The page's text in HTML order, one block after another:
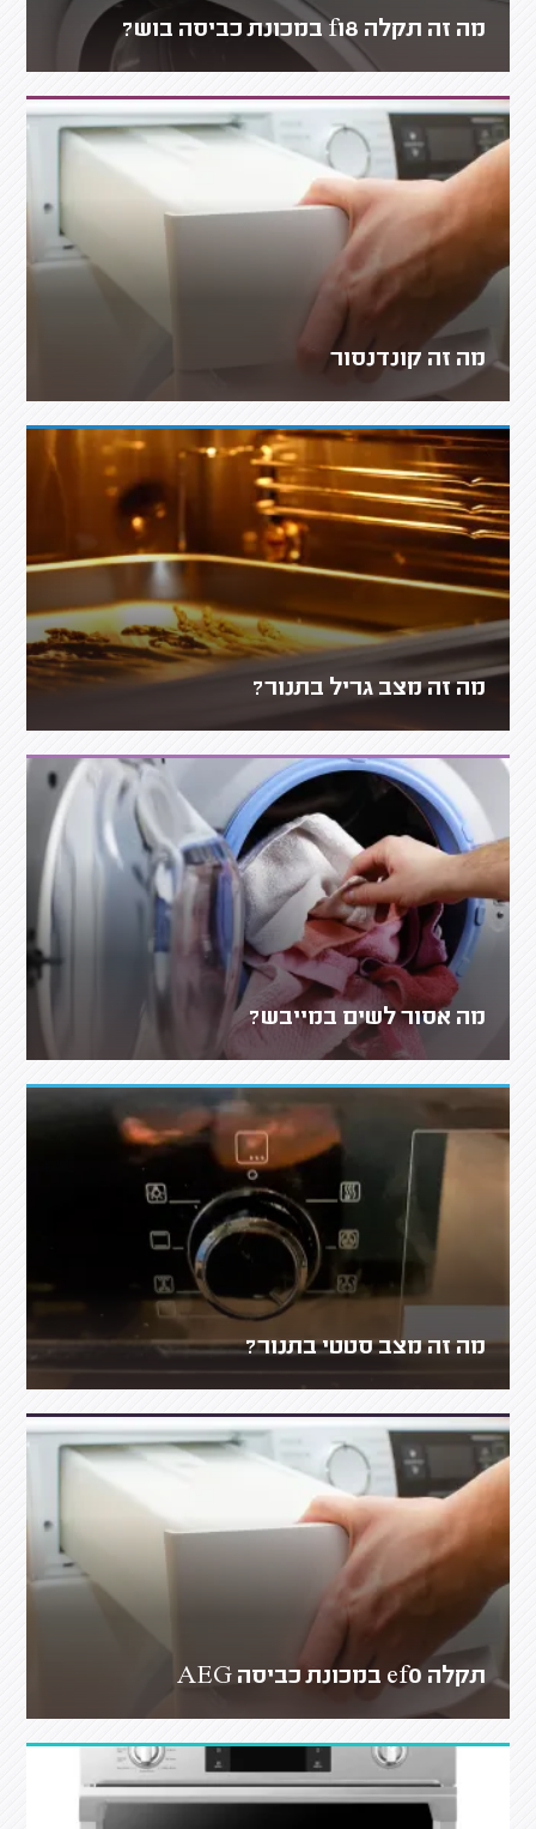
מה זה תקלה f18 במכונת כביסה בוש?
מה זה קונדנסור
מה זה מצב גריל בתנור?
מה אסור לשים במייבש?
מה זה מצב סטטי בתנור?
תקלה ef0 במכונת כביסה AEG